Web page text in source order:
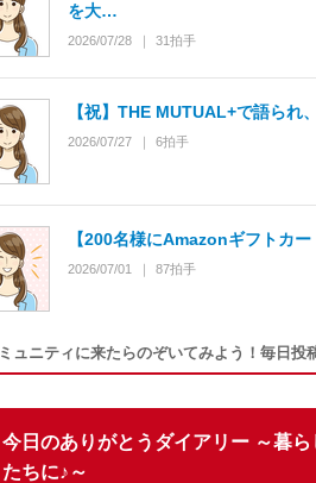
を大…
2026/07/28 31拍手
【祝】THE MUTUAL+で語ら
2026/07/27 6拍手
【200名様にAmazonギフトカ
2026/07/01 87拍手
ュニティに来たらのぞいてみよう！毎日投
今日のありがとうダイアリー ～暮
たちに♪～